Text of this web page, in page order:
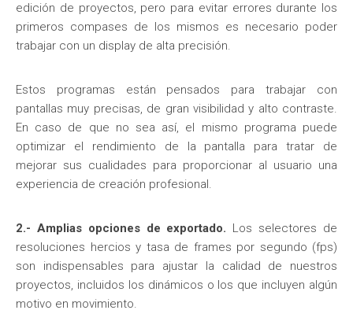
edición de proyectos, pero para evitar errores durante los
primeros compases de los mismos es necesario poder
trabajar con un display de alta precisión.
Estos programas están pensados para trabajar con
pantallas muy precisas, de gran visibilidad y alto contraste.
En caso de que no sea así, el mismo programa puede
optimizar el rendimiento de la pantalla para tratar de
mejorar sus cualidades para proporcionar al usuario una
experiencia de creación profesional.
2.- Amplias opciones de exportado. Los selectores de
resoluciones hercios y tasa de frames por segundo (fps)
son indispensables para ajustar la calidad de nuestros
proyectos, incluidos los dinámicos o los que incluyen algún
motivo en movimiento.